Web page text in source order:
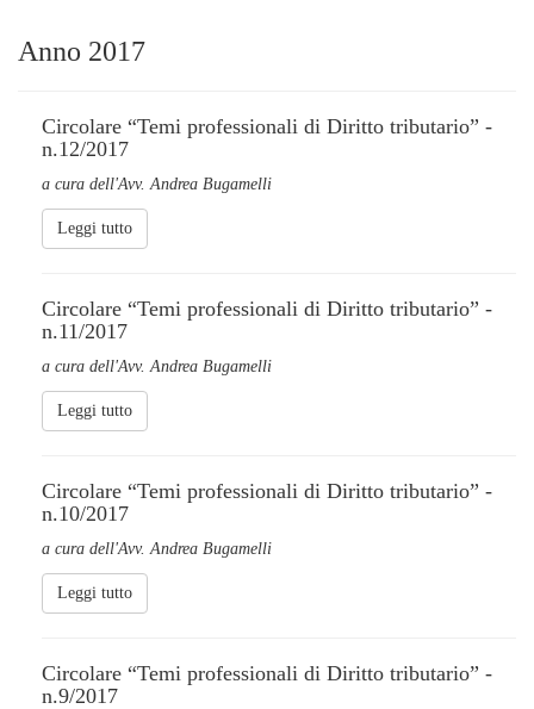
Anno 2017
Circolare “Temi professionali di Diritto tributario” -
n.12/2017
a cura dell'Avv. Andrea Bugamelli
Leggi tutto
Circolare “Temi professionali di Diritto tributario” -
n.11/2017
a cura dell'Avv. Andrea Bugamelli
Leggi tutto
Circolare “Temi professionali di Diritto tributario” -
n.10/2017
a cura dell'Avv. Andrea Bugamelli
Leggi tutto
Circolare “Temi professionali di Diritto tributario” -
n.9/2017